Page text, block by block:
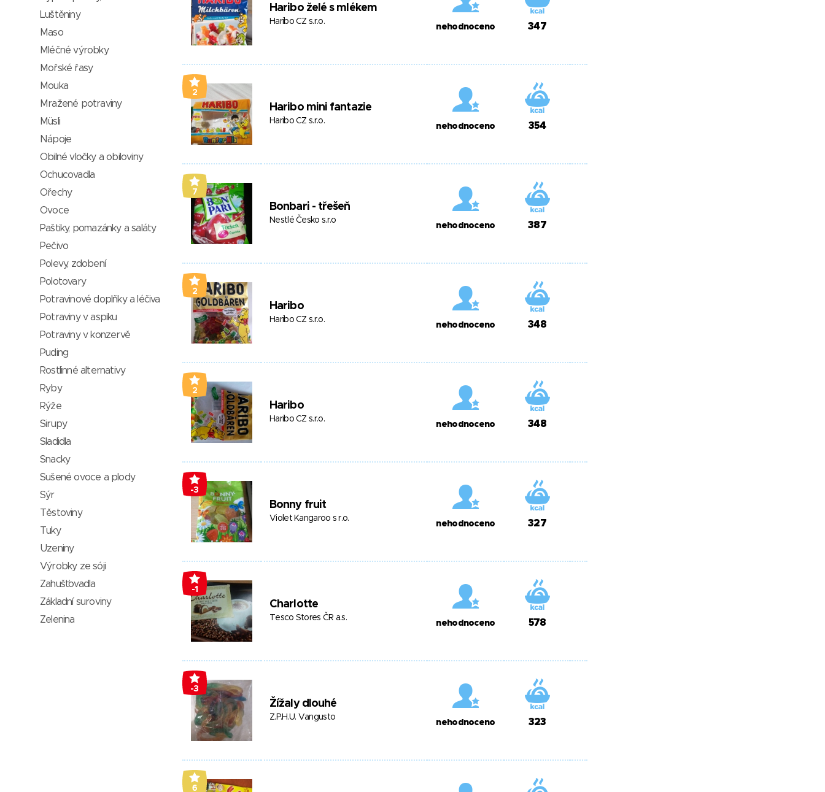
Haribo želé s mlékem
Haribo CZ s.r.o.
nehodnoceno 347
2
Haribo mini fantazie
Haribo CZ s.r.o.
nehodnoceno 354
7
Bonbari - třešeň
Nestlé Česko s.r.o
nehodnoceno 387
2
Haribo
Haribo CZ s.r.o.
nehodnoceno 348
2
Haribo
Haribo CZ s.r.o.
nehodnoceno 348
-3
Bonny fruit
Violet Kangaroo s r.o.
nehodnoceno 327
-1
Charlotte
Tesco Stores ČR a.s.
nehodnoceno 578
-3
Žížaly dlouhé
Z.P.H.U. Vangusto
nehodnoceno 323
6
Luštěniny
Maso
Mléčné výrobky
Mořské řasy
Mouka
Mražené potraviny
Müsli
Nápoje
Obilné vločky a obiloviny
Ochucovadla
Ořechy
Ovoce
Paštiky, pomazánky a saláty
Pečivo
Polevy, zdobení
Polotovary
Potravinové doplňky a léčiva
Potraviny v aspiku
Potraviny v konzervě
Puding
Rostlinné alternativy
Ryby
Rýže
Sirupy
Sladidla
Snacky
Sušené ovoce a plody
Sýr
Těstoviny
Tuky
Uzeniny
Výrobky ze sóji
Zahušťovadla
Základní suroviny
Zelenina